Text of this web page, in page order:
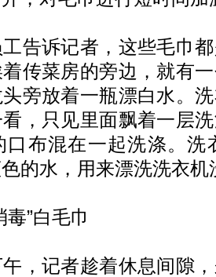
诉记者，这些毛巾都
传菜房的旁边，就有
旁放着一瓶漂白水。
，只见里面飘着一层
口布混在一起洗涤。洗
的水，用来漂洗洗衣机
”白毛巾
记者趁着休息间隙，